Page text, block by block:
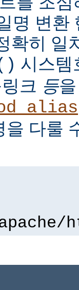
명 변환
확히 일
시스템
크 등
다룰